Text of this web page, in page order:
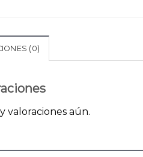
(0)
valoraciones aún.